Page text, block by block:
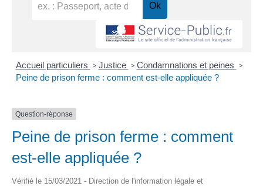
Accueil particuliers > Justice > Condamnations et peines >
Peine de prison ferme : comment est-elle appliquée ?
Question-réponse
Peine de prison ferme : comment
est-elle appliquée ?
Vérifié le 15/03/2021 - Direction de l'information légale et